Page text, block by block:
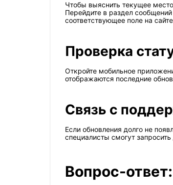
Чтобы выяснить текущее
Перейдите в раздел
соответствующее поле на
Проверка
Откройте мобильное
отображаются последние
Связь с
Если обновления долго не
специалисты смогут
Вопрос-ответ: